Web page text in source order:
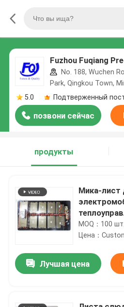
Fuzhou Fuqiang
No. 188, Wuchen
Park, Qingkou Town,
5.0
Подтверженный
позвони сейчас
продукты
Мика-лист
MOQ：100 шт.
Цена：
Лучшая цена